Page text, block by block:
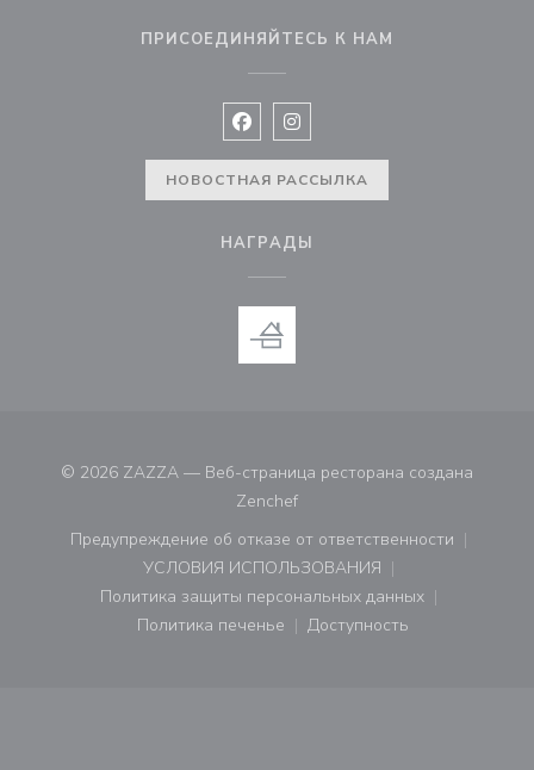
ПРИСОЕДИНЯЙТЕСЬ К НАМ
Facebook ((открывается в новом
Instagram ((открывается в
НОВОСТНАЯ РАССЫЛКА
НАГРАДЫ
© 2026 ZAZZA — Веб-страница ресторана создана
Zenchef((открывается в новом окне))
Предупреждение об отказе от ответственности
((открывается в новом окне))
УСЛОВИЯ ИСПОЛЬЗОВАНИЯ
((открывается в новом окне))
Политика защиты персональных данных
((открывается в новом окне))
Политика печенье
((открывается в новом окне))
Доступность
((открывается в